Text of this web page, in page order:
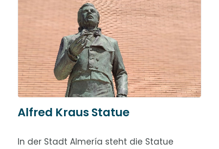
Alfred Kraus Statue
In der Stadt Almería steht die Statue